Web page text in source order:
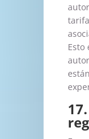
Esto